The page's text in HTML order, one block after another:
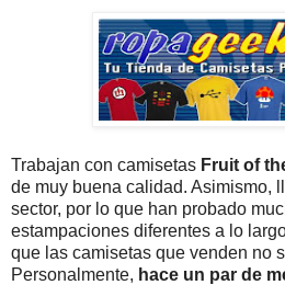
Trabajan con camisetas Fruit of
de muy buena calidad. Asimismo,
sector, por lo que han probado
estampaciones diferentes a lo
que las camisetas que venden no
Personalmente, hace un par de